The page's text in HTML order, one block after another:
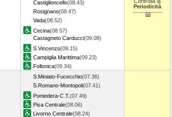
Castiglioncello(08.43)
Rosignano(08.47)
Vada(08.52)
Cecina(08.57)
Castagneto Carducci(09.08)
S.Vincenzo(09.15)
Campiglia Marittima(09.23)
Follonica(09.34)
Periodicità
S.Miniato-Fucecchio(07.36)
S.Romano-Montopoli(07.41)
Pontedera-C.T.(07.49)
Pisa Centrale(08.06)
Livorno Centrale(08.24)